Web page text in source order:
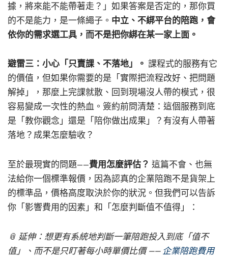
據，將來能不能帶著走？」如果答案是否定的，那你買
的不是能力，是一條繩子。 中立、不綁平台的陪跑，會
依你的需求選工具，而不是把你綁在某一家上面。
避雷三：小心「只賣課、不落地」。 課程式的服務有它
的價值，但如果你需要的是「實際把流程改好、把問題
解掉」，那麼上完課就散、回到現場沒人帶的模式，很
容易變成一次性的熱血。簽約前問清楚：這個服務到底
是「教你觀念」還是「陪你做出成果」？有沒有人帶著
落地？成果怎麼驗收？
至於最現實的問題——費用怎麼評估？ 這篇不會、也無
法給你一個標準報價，因為認真的企業陪跑不是貨架上
的標準品，價格高度取決於你的狀況。但我們可以告訴
你「影響費用的因素」和「怎麼判斷值不值得」：
📎 延伸：想更有系統地判斷一筆陪跑投入到底「值不
值」、而不是只盯著每小時單價比價 —— 企業陪跑費用